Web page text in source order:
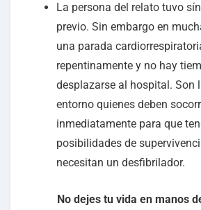
La persona del relato tuvo
previo. Sin embargo en
una parada
repentinamente y no hay
desplazarse al hospital. Son
entorno quienes deben
inmediatamente para que
posibilidades de
necesitan un desfibrilador.
No dejes tu vida en manos